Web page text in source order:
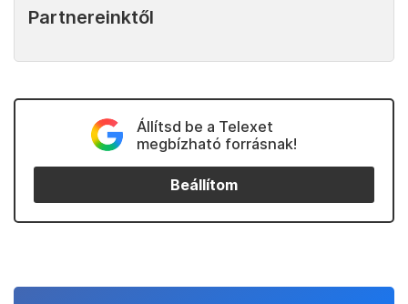
Partnereinktől
Állítsd be a Telexet
megbízható forrásnak!
Beállítom